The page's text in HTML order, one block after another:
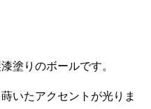
塗りのボールです。
いたアクセントが光りま